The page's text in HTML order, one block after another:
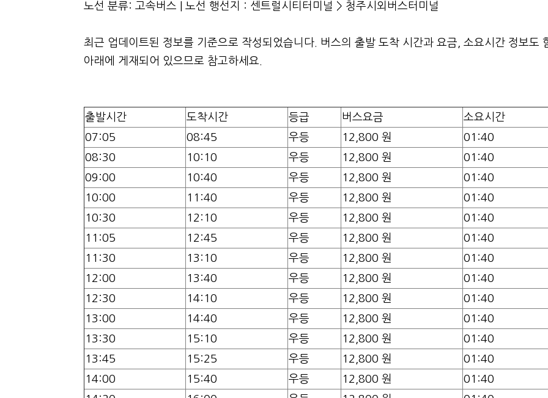
노선 분류: 고속버스 | 노선 행선지 : 센트럴시티터미널 > 청주시외버스터미널
최근 업데이트된 정보를 기준으로 작성되었습니다. 버스의 출발 도착 시간과 요금, 소요시간 정보도
아래에 게재되어 있으므로 참고하세요.
출발시간 도착시간 등급 버스요금
소요시간
07:05
08:45 우등 12,800 원
01:40
08:30
10:10 우등 12,800 원
01:40
09:00
10:40 우등 12,800 원
01:40
10:00
11:40 우등 12,800 원
01:40
10:30
12:10 우등 12,800 원
01:40
11:05
12:45 우등 12,800 원
01:40
11:30
13:10 우등 12,800 원
01:40
12:00
13:40 우등 12,800 원
01:40
12:30
14:10 우등 12,800 원
01:40
13:00
14:40 우등 12,800 원
01:40
13:30
15:10 우등 12,800 원
01:40
13:45
15:25 우등 12,800 원
01:40
14:00
15:40 우등 12,800 원
01:40